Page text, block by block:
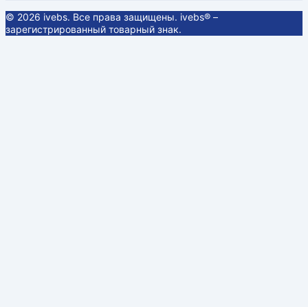
© 2026 ivebs. Все права защищены. ivebs® –
зарегистрированный товарный знак.